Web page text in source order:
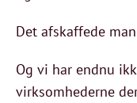
Det afskaffede
Og vi har endnu
virksomhederne